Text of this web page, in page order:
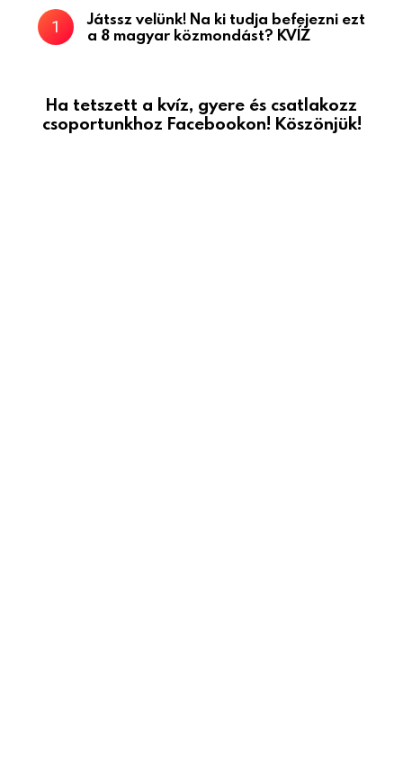
Játssz velünk! Na ki tudja befejezni ezt
a 8 magyar közmondást? KVÍZ
Ha tetszett a kvíz, gyere és csatlakozz
csoportunkhoz Facebookon! Köszönjük!